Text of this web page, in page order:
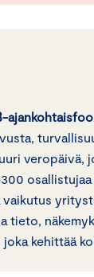
veropäivä,
vaikutus
tieto,
joka kehittää